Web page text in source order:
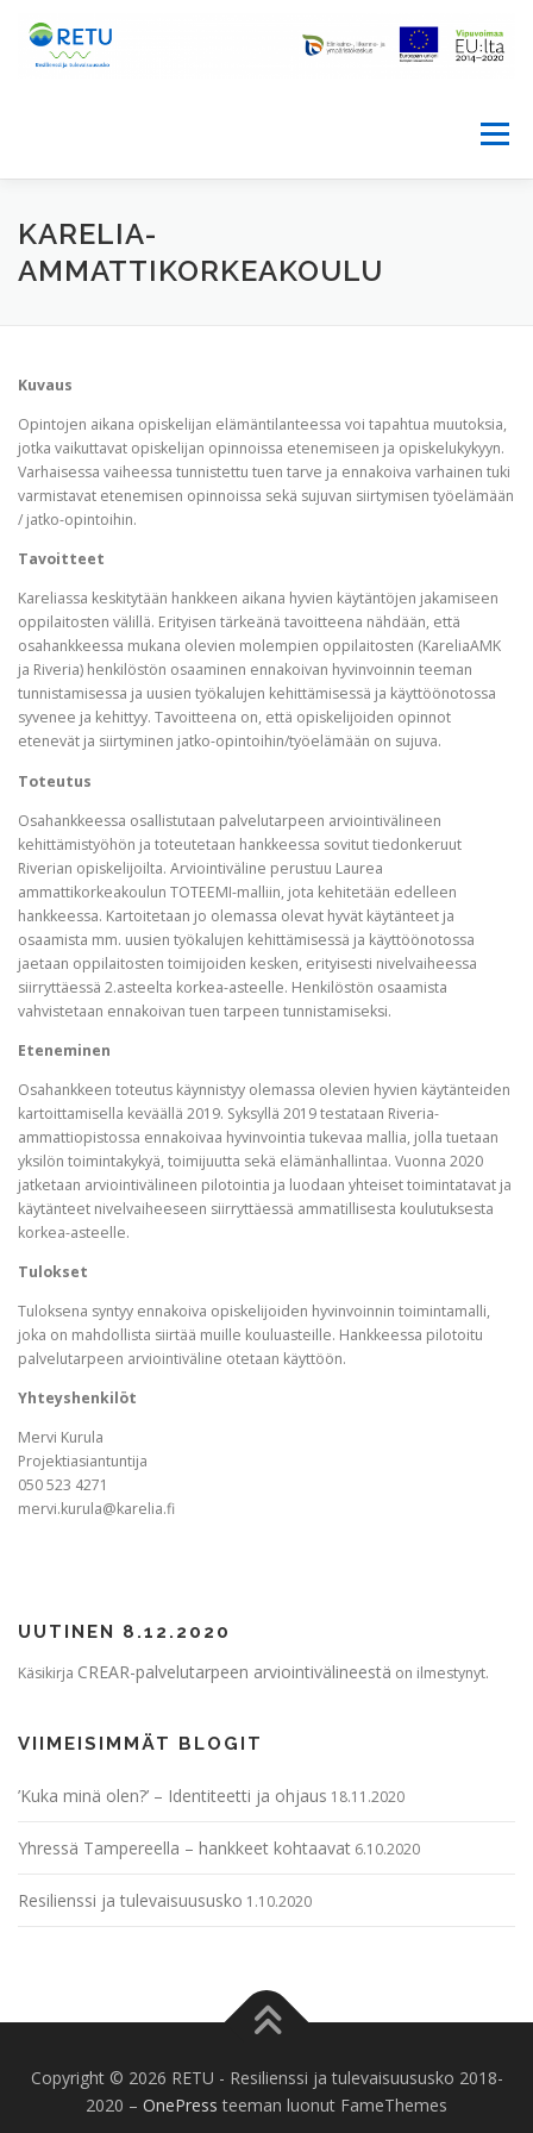
sisältöön
Valikko
ETUSIVU
RETU IN ENGLISH
KARELIA-
AMMATTIKORKEAKOULU
Kuvaus
Opintojen aikana opiskelijan elämäntilanteessa voi tapahtua muutoksia,
jotka vaikuttavat opiskelijan opinnoissa etenemiseen ja opiskelukykyyn.
Varhaisessa vaiheessa tunnistettu tuen tarve ja ennakoiva varhainen tuki
varmistavat etenemisen opinnoissa sekä sujuvan siirtymisen työelämään
/ jatko-opintoihin.
Tavoitteet
Kareliassa keskitytään hankkeen aikana hyvien käytäntöjen jakamiseen
oppilaitosten välillä. Erityisen tärkeänä tavoitteena nähdään, että
osahankkeessa mukana olevien molempien oppilaitosten (KareliaAMK
ja Riveria) henkilöstön osaaminen ennakoivan hyvinvoinnin teeman
tunnistamisessa ja uusien työkalujen kehittämisessä ja käyttöönotossa
syvenee ja kehittyy. Tavoitteena on, että opiskelijoiden opinnot
etenevät ja siirtyminen jatko-opintoihin/työelämään on sujuva.
Toteutus
Osahankkeessa osallistutaan palvelutarpeen arviointivälineen
kehittämistyöhön ja toteutetaan hankkeessa sovitut tiedonkeruut
Riverian opiskelijoilta. Arviointiväline perustuu Laurea
ammattikorkeakoulun TOTEEMI-malliin, jota kehitetään edelleen
hankkeessa. Kartoitetaan jo olemassa olevat hyvät käytänteet ja
osaamista mm. uusien työkalujen kehittämisessä ja käyttöönotossa
jaetaan oppilaitosten toimijoiden kesken, erityisesti nivelvaiheessa
siirryttäessä 2.asteelta korkea-asteelle. Henkilöstön osaamista
vahvistetaan ennakoivan tuen tarpeen tunnistamiseksi.
Eteneminen
Osahankkeen toteutus käynnistyy olemassa olevien hyvien käytänteiden
kartoittamisella keväällä 2019. Syksyllä 2019 testataan Riveria-
ammattiopistossa ennakoivaa hyvinvointia tukevaa mallia, jolla tuetaan
yksilön toimintakykyä, toimijuutta sekä elämänhallintaa. Vuonna 2020
jatketaan arviointivälineen pilotointia ja luodaan yhteiset toimintatavat ja
käytänteet nivelvaiheeseen siirryttäessä ammatillisesta koulutuksesta
korkea-asteelle.
Tulokset
Tuloksena syntyy ennakoiva opiskelijoiden hyvinvoinnin toimintamalli,
joka on mahdollista siirtää muille kouluasteille. Hankkeessa pilotoitu
palvelutarpeen arviointiväline otetaan käyttöön.
Yhteyshenkilöt
Mervi Kurula
Projektiasiantuntija
050 523 4271
mervi.kurula@karelia.fi
UUTINEN 8.12.2020
Käsikirja CREAR-palvelutarpeen arviointivälineestä on ilmestynyt.
VIIMEISIMMÄT BLOGIT
’Kuka minä olen?’ – Identiteetti ja ohjaus 18.11.2020
Yhressä Tampereella – hankkeet kohtaavat 6.10.2020
Resilienssi ja tulevaisuususko 1.10.2020
Copyright © 2026 RETU - Resilienssi ja tulevaisuususko 2018-
2020 – OnePress teeman luonut FameThemes